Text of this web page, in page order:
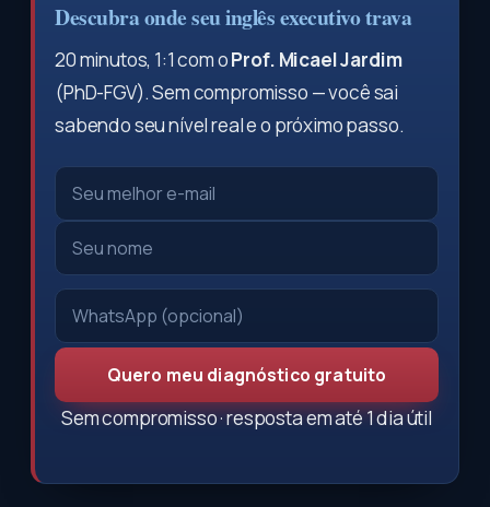
Descubra onde seu inglês executivo trava
20 minutos, 1:1 com oProf. Micael Jardim
(PhD-FGV). Sem compromisso — você sai
sabendo seu nível real e o próximo passo.
Quero meu diagnóstico gratuito
Sem compromisso · resposta em até 1 dia útil